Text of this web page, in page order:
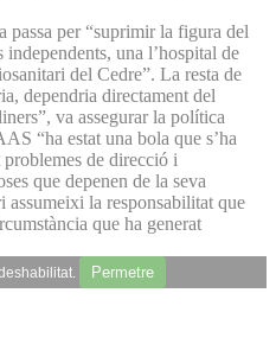
per “suprimir la figura del
una l’hospital de
del Cedre”. La resta de
dependria directament del
va assegurar la política
“ha estat una bola que s’ha
de direcció i
que depenen de la seva
la responsabilitat que
que ha generat
Permetre